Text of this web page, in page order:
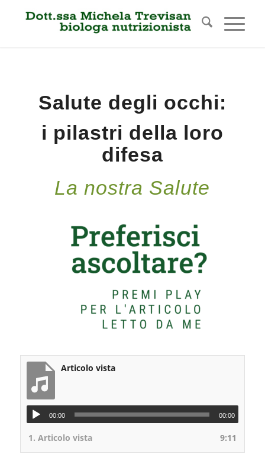
Salute degli occhi:
i pilastri della loro
difesa
La nostra Salute
Articolo vista
00:00 00:00
1. Articolo vista 9:11